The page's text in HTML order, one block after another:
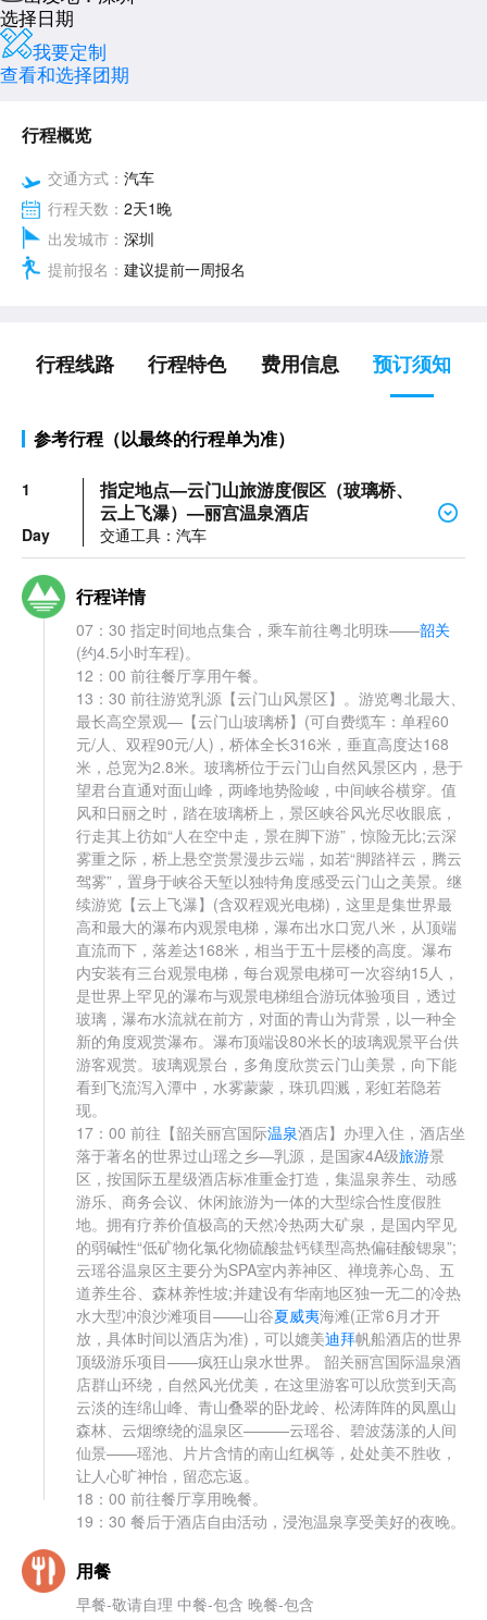
选择日期
我要定制
查看和选择团期
行程概览
交通方式： 汽车
行程天数： 2天1晚
出发城市： 深圳
提前报名： 建议提前一周报名
行程线路 行程特色 费用信息 预订须知
参考行程（以最终的行程单为准）
1
Day
指定地点—云门山旅游度假区（玻璃桥、
云上飞瀑）—丽宫温泉酒店
交通工具：汽车
行程详情
07：30 指定时间地点集合，乘车前往粤北明珠——韶关
(约4.5小时车程)。
12：00 前往餐厅享用午餐。
13：30 前往游览乳源【云门山风景区】。游览粤北最大、
最长高空景观—【云门山玻璃桥】(可自费缆车：单程60
元/人、双程90元/人)，桥体全长316米，垂直高度达168
米，总宽为2.8米。玻璃桥位于云门山自然风景区内，悬于
望君台直通对面山峰，两峰地势险峻，中间峡谷横穿。值
风和日丽之时，踏在玻璃桥上，景区峡谷风光尽收眼底，
行走其上彷如“人在空中走，景在脚下游”，惊险无比;云深
雾重之际，桥上悬空赏景漫步云端，如若“脚踏祥云，腾云
驾雾”，置身于峡谷天堑以独特角度感受云门山之美景。继
续游览【云上飞瀑】(含双程观光电梯)，这里是集世界最
高和最大的瀑布内观景电梯，瀑布出水口宽八米，从顶端
直流而下，落差达168米，相当于五十层楼的高度。瀑布
内安装有三台观景电梯，每台观景电梯可一次容纳15人，
是世界上罕见的瀑布与观景电梯组合游玩体验项目，透过
玻璃，瀑布水流就在前方，对面的青山为背景，以一种全
新的角度观赏瀑布。瀑布顶端设80米长的玻璃观景平台供
游客观赏。玻璃观景台，多角度欣赏云门山美景，向下能
看到飞流泻入潭中，水雾蒙蒙，珠玑四溅，彩虹若隐若
现。
17：00 前往【韶关丽宫国际温泉酒店】办理入住，酒店坐
落于著名的世界过山瑶之乡—乳源，是国家4A级旅游景
区，按国际五星级酒店标准重金打造，集温泉养生、动感
游乐、商务会议、休闲旅游为一体的大型综合性度假胜
地。拥有疗养价值极高的天然冷热两大矿泉，是国内罕见
的弱碱性“低矿物化氯化物硫酸盐钙镁型高热偏硅酸锶泉”;
云瑶谷温泉区主要分为SPA室内养神区、禅境养心岛、五
道养生谷、森林养性坡;并建设有华南地区独一无二的冷热
水大型冲浪沙滩项目——山谷夏威夷海滩(正常6月才开
放，具体时间以酒店为准)，可以媲美迪拜帆船酒店的世界
顶级游乐项目——疯狂山泉水世界。 韶关丽宫国际温泉酒
店群山环绕，自然风光优美，在这里游客可以欣赏到天高
云淡的连绵山峰、青山叠翠的卧龙岭、松涛阵阵的凤凰山
森林、云烟缭绕的温泉区———云瑶谷、碧波荡漾的人间
仙景——瑶池、片片含情的南山红枫等，处处美不胜收，
让人心旷神怡，留恋忘返。
18：00 前往餐厅享用晚餐。
19：30 餐后于酒店自由活动，浸泡温泉享受美好的夜晚。
用餐
早餐-敬请自理 中餐-包含 晚餐-包含